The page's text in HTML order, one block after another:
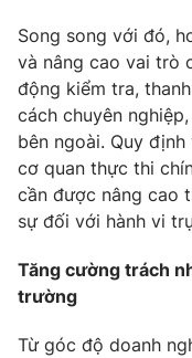
Song song với đó,
và nâng cao vai trò
động kiểm tra,
cách chuyên
bên ngoài. Quy
cơ quan thực thi
cần được nâng cao
sự đối với hành vi
Tăng cường trách
trường
Từ góc độ doanh